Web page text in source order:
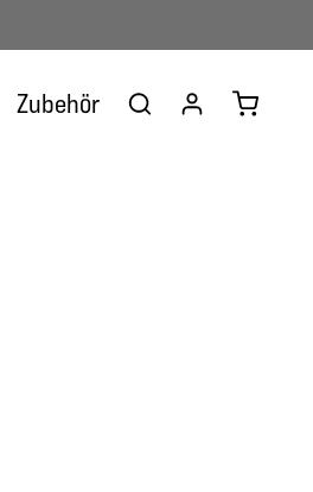
Zubehör